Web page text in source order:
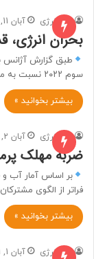
خط انرژی آبان 11, 1401
بحران انرژی،
طبق گزارش آژانس
سوم ۲۰۲۲ نسبت به مدت مشابه سال قبل…
بیشتر بخوانید »
خط انرژی آبان 2, 1401
ضربه مهلک
فراتر از الگوی
بیشتر بخوانید »
خط انرژی آبان 1, 1401